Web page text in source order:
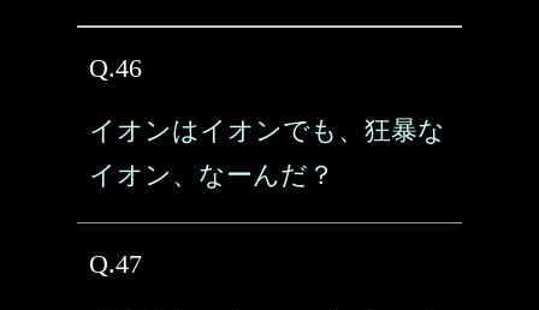
Q.46
イオンはイオンでも、狂暴な
イオン、なーんだ？
Q.47